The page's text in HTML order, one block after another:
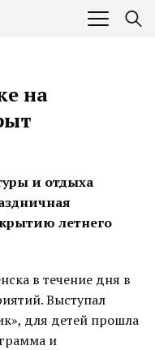
на
и отдыха
летнего
в течение дня в
Выступал
для детей прошла
и